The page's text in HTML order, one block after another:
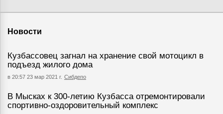
Новости
Кузбассовец загнал на хранение свой мотоцикл в
подъезд жилого дома
в 20:57 23 мар 2021 г. Сибдепо
В Мысках к 300-летию Кузбасса отремонтировали
спортивно-оздоровительный комплекс